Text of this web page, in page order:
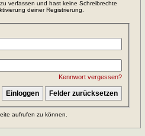
verfassen und hast keine Schreibrechte
deiner Registrierung.
Kennwort vergessen?
aufrufen zu können.